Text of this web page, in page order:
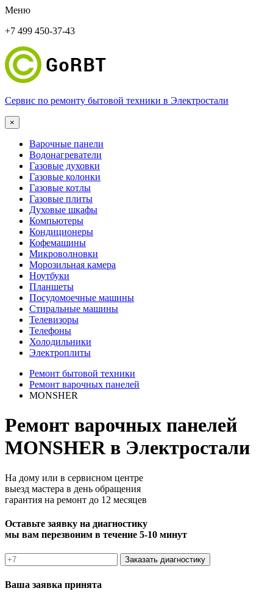
Меню
+7 499 450-37-43
Сервис по ремонту бытовой техники в Электростали
×
Варочные панели
Водонагреватели
Газовые духовки
Газовые колонки
Газовые котлы
Газовые плиты
Духовые шкафы
Компьютеры
Кондиционеры
Кофемашины
Микроволновки
Морозильная камера
Ноутбуки
Планшеты
Посудомоечные машины
Стиральные машины
Телевизоры
Телефоны
Холодильники
Электроплиты
Ремонт бытовой техники
Ремонт варочных панелей
MONSHER
Ремонт варочных панелей
MONSHER в Электростали
На дому или в сервисном центре
выезд мастера в день обращения
гарантия на ремонт до 12 месяцев
Оставьте заявку на диагностику
мы вам перезвоним в течение 5-10 минут
Заказать диагностику
Ваша заявка принята